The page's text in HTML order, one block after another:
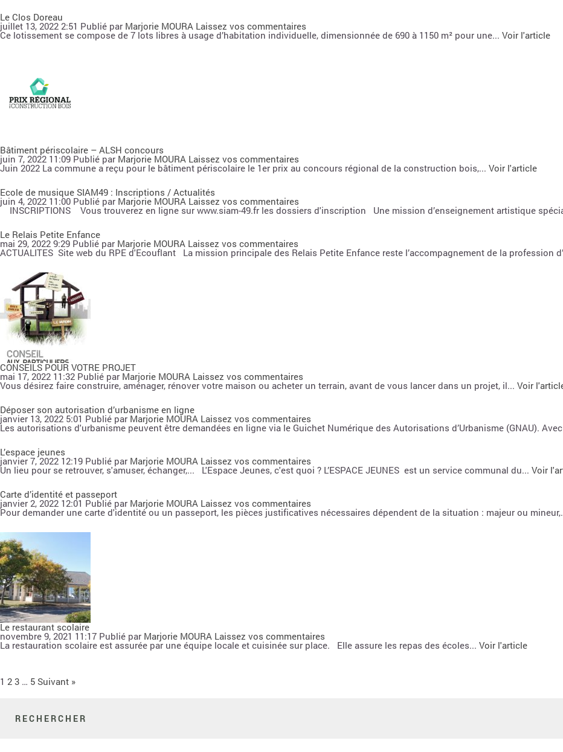
Le Clos Doreau
juillet 13, 2022 2:51 Publié par Marjorie MOURA Laissez vos commentaires
Ce lotissement se compose de 7 lots libres à usage d’habitation individuelle, dimensionnée de 690 à 1150 m² pour une... Voir l'article
Bâtiment périscolaire – ALSH concours
juin 7, 2022 11:09 Publié par Marjorie MOURA Laissez vos commentaires
Juin 2022 La commune a reçu pour le bâtiment périscolaire le 1er prix au concours régional de la construction bois,... Voir l'article
Ecole de musique SIAM49 : Inscriptions / Actualités
juin 4, 2022 11:00 Publié par Marjorie MOURA Laissez vos commentaires
INSCRIPTIONS Vous trouverez en ligne sur www.siam-49.fr les dossiers d'inscription Une mission d’enseignement artistique
Le Relais Petite Enfance
mai 29, 2022 9:29 Publié par Marjorie MOURA Laissez vos commentaires
ACTUALITES Site web du RPE d'Ecouflant La mission principale des Relais Petite Enfance reste l’accompagnement de la profession
CONSEILS POUR VOTRE PROJET
mai 17, 2022 11:32 Publié par Marjorie MOURA Laissez vos commentaires
Vous désirez faire construire, aménager, rénover votre maison ou acheter un terrain, avant de vous lancer dans un projet, il... Voir
Déposer son autorisation d’urbanisme en ligne
janvier 13, 2022 5:01 Publié par Marjorie MOURA Laissez vos commentaires
Les autorisations d'urbanisme peuvent être demandées en ligne via le Guichet Numérique des Autorisations d’Urbanisme (GNAU).
L’espace jeunes
janvier 7, 2022 12:19 Publié par Marjorie MOURA Laissez vos commentaires
Un lieu pour se retrouver, s'amuser, échanger,... L'Espace Jeunes, c'est quoi ? L’ESPACE JEUNES est un service communal du... Voir
Carte d’identité et passeport
janvier 2, 2022 12:01 Publié par Marjorie MOURA Laissez vos commentaires
Pour demander une carte d'identité ou un passeport, les pièces justificatives nécessaires dépendent de la situation : majeur ou
Le restaurant scolaire
novembre 9, 2021 11:17 Publié par Marjorie MOURA Laissez vos commentaires
La restauration scolaire est assurée par une équipe locale et cuisinée sur place. Elle assure les repas des écoles... Voir l'article
1 2 3 … 5 Suivant »